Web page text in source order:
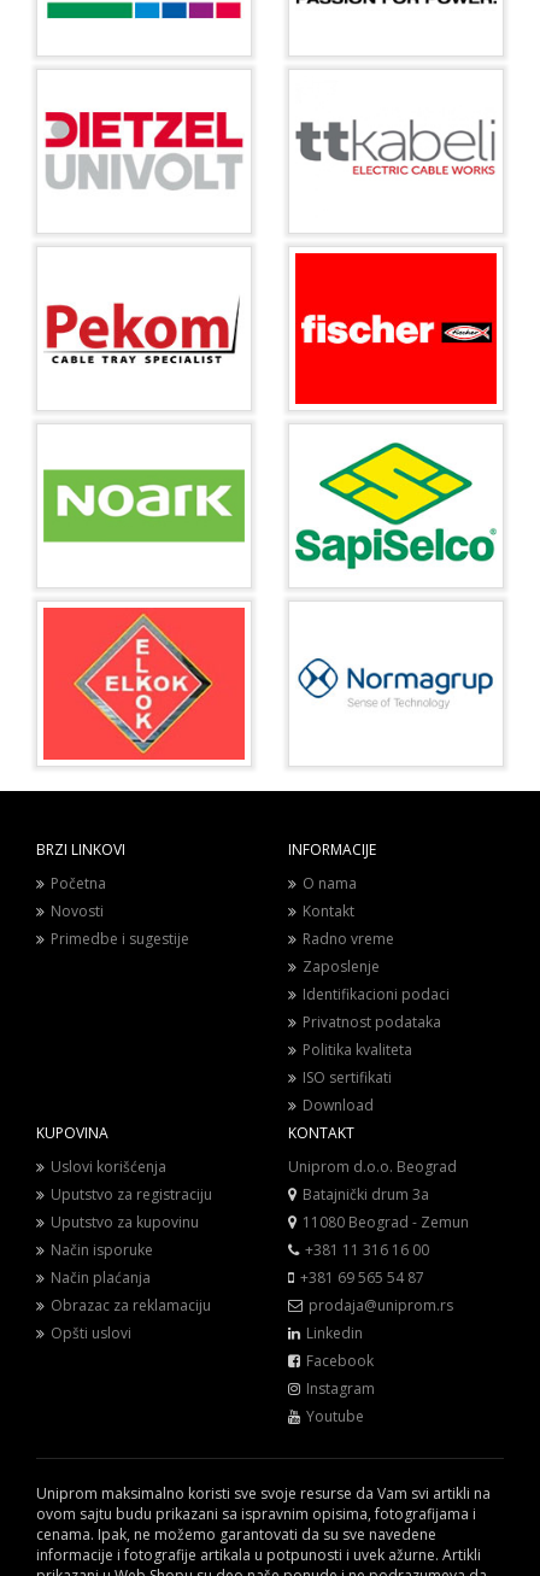
BRZI LINKOVI
Početna
Novosti
Primedbe i sugestije
INFORMACIJE
O nama
Kontakt
Radno vreme
Zaposlenje
Identifikacioni podaci
Privatnost podataka
Politika kvaliteta
ISO sertifikati
Download
KUPOVINA
Uslovi korišćenja
Uputstvo za registraciju
Uputstvo za kupovinu
Način isporuke
Način plaćanja
Obrazac za reklamaciju
Opšti uslovi
KONTAKT
Uniprom d.o.o. Beograd
Batajnički drum 3a
11080 Beograd - Zemun
+381 11 316 16 00
+381 69 565 54 87
prodaja@uniprom.rs
Linkedin
Facebook
Instagram
Youtube
Uniprom maksimalno koristi sve svoje resurse da Vam svi artikli na
ovom sajtu budu prikazani sa ispravnim opisima, fotografijama i
cenama. Ipak, ne možemo garantovati da su sve navedene
informacije i fotografije artikala u potpunosti i uvek ažurne. Artikli